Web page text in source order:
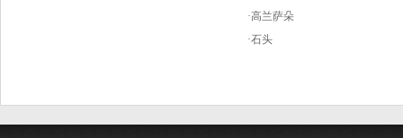
·高兰萨朵
·石头